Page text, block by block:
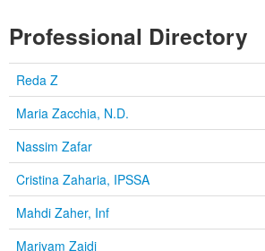
Professional Directory
Reda Z
Maria Zacchia, N.D.
Nassim Zafar
Cristina Zaharia, IPSSA
Mahdi Zaher, Inf
Mariyam Zaidi